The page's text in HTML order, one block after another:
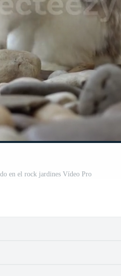
en el rock jardines Vídeo Pro